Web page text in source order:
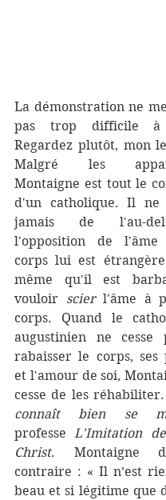
La démonstration ne
pas trop difficile à
Regardez plutôt, mon
Malgré les
Montaigne est tout le
d'un catholique. Il
jamais de l'au-
l'opposition de
corps lui est
même qu'il est
vouloir scier l'âme à
corps. Quand le
augustinien ne cesse
rabaisser le corps, ses
et l'amour de soi,
cesse de les réhabiliter.
connaît bien se
professe L'Imitation de
Christ. Montaigne
contraire : « Il n’est
beau et si légitime que